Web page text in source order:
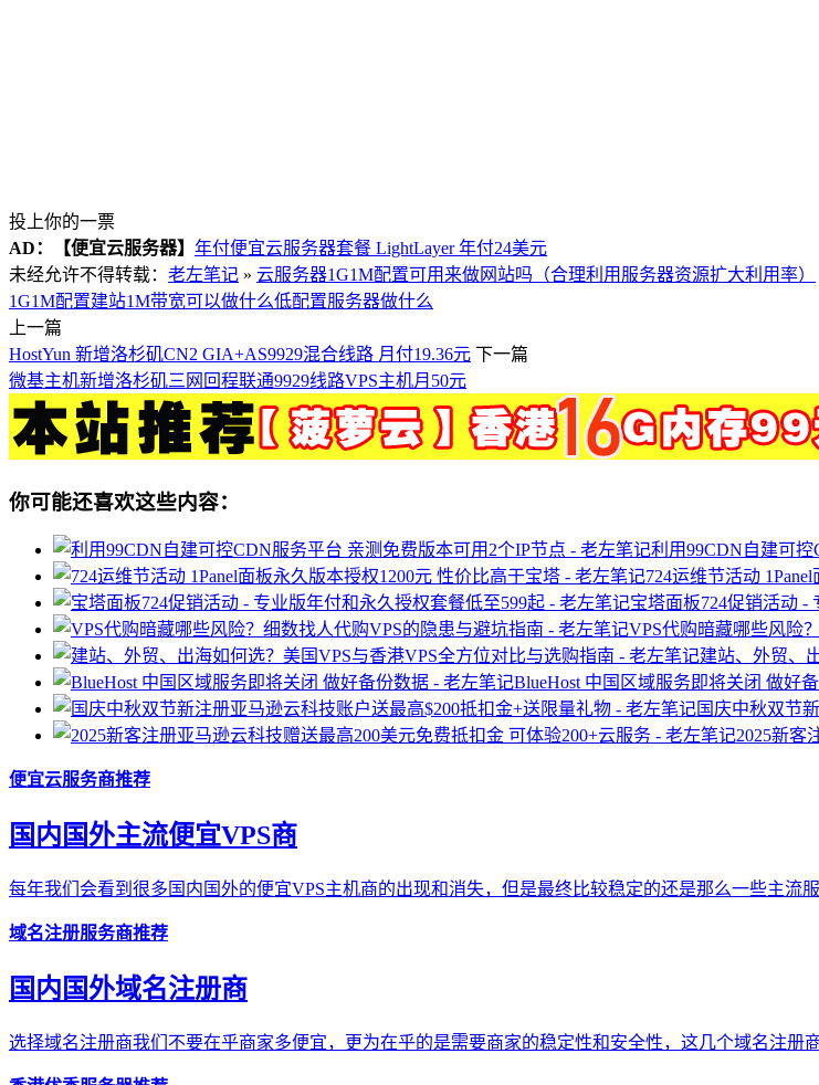
投上你的一票
AD：
【便宜云服务器】 年付便宜云服务器套餐 LightLayer 年付24美元
未经允许不得转载： 老左笔记 » 云服务器1G1M配置可用来做网站吗（合理利用服务器资源扩大利用率）
1G1M配置建站1M带宽可以做什么低配置服务器做什么
上一篇
HostYun 新增洛杉矶CN2 GIA+AS9929混合线路 月付19.36元 下一篇
微基主机新增洛杉矶三网回程联通9929线路VPS主机月50元
你可能还喜欢这些内容：
利用99CDN自建可
724运维节活动
宝塔面板724促销活动 -
VPS代购暗藏哪些风险
建站、外贸、
BlueHost 中国区域服务即将关闭 做好
国庆中秋双节
2025新客
便宜云服务商推荐
国内国外主流便宜VPS商
每年我们会看到很多国内国外的便宜VPS主机商的出现和消失，但是最终比较稳定的还是那么一些主流
域名注册服务商推荐
国内国外域名注册商
选择域名注册商我们不要在乎商家多便宜，更为在乎的是需要商家的稳定性和安全性，这几个域名注册